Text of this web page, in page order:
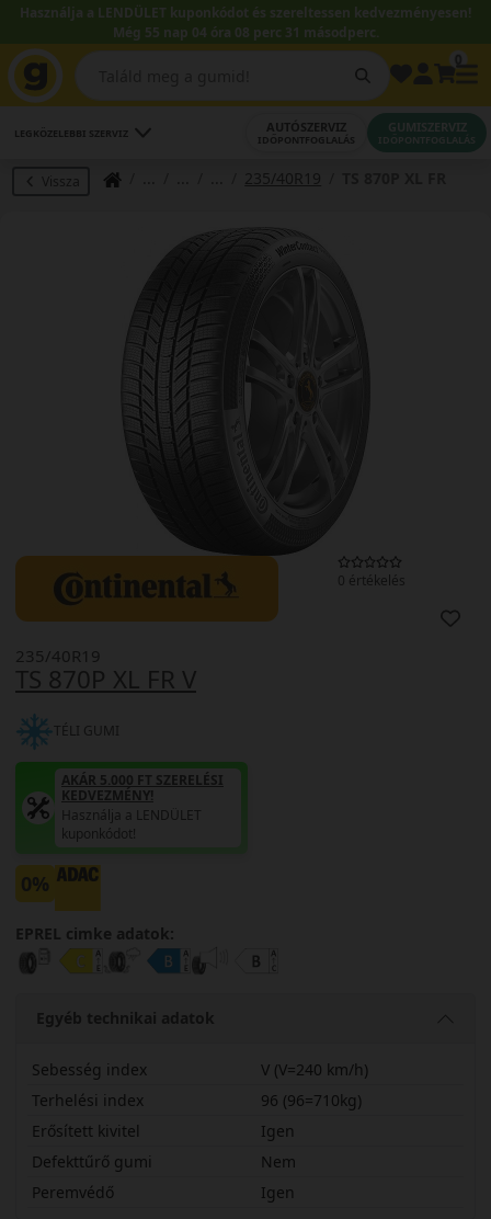
Használja a LENDÜLET kuponkódot és szereltessen kedvezményesen!
Még 55 nap 04 óra 08 perc 31 másodperc.
LEGKÖZELEBBI SZERVIZ AUTÓSZERVIZ
IDŐPONTFOGLALÁS
GUMISZERVIZ
IDŐPONTFOGLALÁS
Vissza 235/40R19
0 értékelés
TS 870P XL FR V
235/40R19
TÉLI GUMI
AKÁR 5.000 FT SZERELÉSI
KEDVEZMÉNY!
Használja a LENDÜLET
kuponkódot!
0%
EPREL cimke adatok:
Egyéb technikai adatok
Sebesség index
V (V=240 km/h)
Terhelési index
96 (96=710kg)
Erősített kivitel
Igen
Defekttűrő gumi
Nem
Peremvédő
Igen